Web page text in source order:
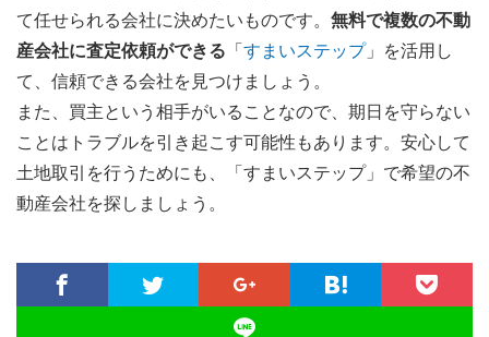
て任せられる会社に決めたいものです。 無料で複数の不動
産会社に査定依頼ができる 「 すまいステップ」を活用し
て、信頼できる会社を見つけましょう。
また、買主という相手がいることなので、期日を守らない
ことはトラブルを引き起こす可能性もあります。安心して
土地取引を行うためにも、「すまいステップ」で希望の不
動産会社を探しましょう。